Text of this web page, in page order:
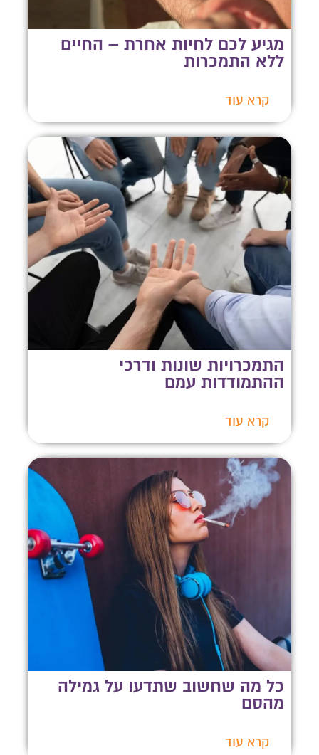
מגיע לכם לחיות אחרת – החיים
ללא התמכרות
קרא עוד
התמכרויות שונות ודרכי
ההתמודדות עמם
קרא עוד
כל מה שחשוב שתדעו על גמילה
מהסם
קרא עוד